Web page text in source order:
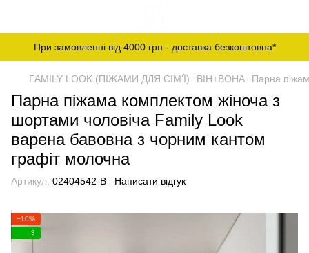
При замовленні від 4000 грн - доставка безкоштовна*
FAMILY LOOK (ПІЖАМИ ДЛЯ СІМ'Ї) ВІН+ВОНА Парна
Парна піжама комплектом жіноча з
шортами чоловіча Family Look
варена бавовна з чорним кантом
графіт молочна
Артикул: 02404542-B Написати відгук
−10%
3